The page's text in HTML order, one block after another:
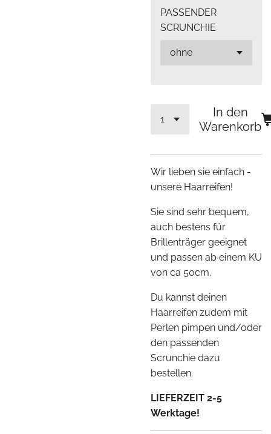
PASSENDER
SCRUNCHIE
In den
Warenkorb
Wir lieben sie einfach -
unsere Haarreifen!
Sie sind sehr bequem,
auch bestens für
Brillenträger geeignet
und passen ab einem KU
von ca 50cm.
Du kannst deinen
Haarreifen zudem mit
Perlen pimpen und/oder
den passenden
Scrunchie dazu
bestellen.
LIEFERZEIT 2-5
Werktage!